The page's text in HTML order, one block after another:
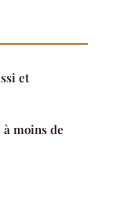
et
moins de